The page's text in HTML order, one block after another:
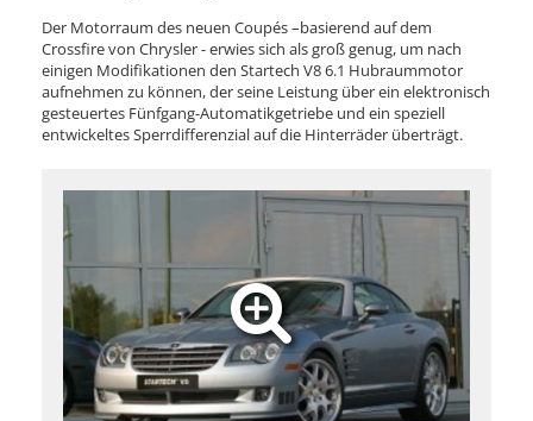
Der Motorraum des neuen Coupés –basierend auf dem
Crossfire von Chrysler - erwies sich als groß genug, um nach
einigen Modifikationen den Startech V8 6.1 Hubraummotor
aufnehmen zu können, der seine Leistung über ein elektronisch
gesteuertes Fünfgang-Automatikgetriebe und ein speziell
entwickeltes Sperrdifferenzial auf die Hinterräder überträgt.